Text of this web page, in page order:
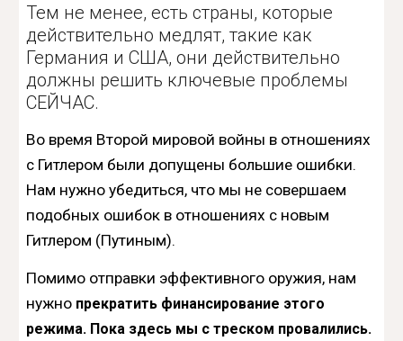
Тем не менее, есть страны, которые
действительно медлят, такие как
Германия и США, они действительно
должны решить ключевые проблемы
СЕЙЧАС.
Во время Второй мировой войны в отношениях
с Гитлером были допущены большие ошибки.
Нам нужно убедиться, что мы не совершаем
подобных ошибок в отношениях с новым
Гитлером (Путиным).
Помимо отправки эффективного оружия, нам
нужно прекратить финансирование этого
режима. Пока здесь мы с треском провалились.